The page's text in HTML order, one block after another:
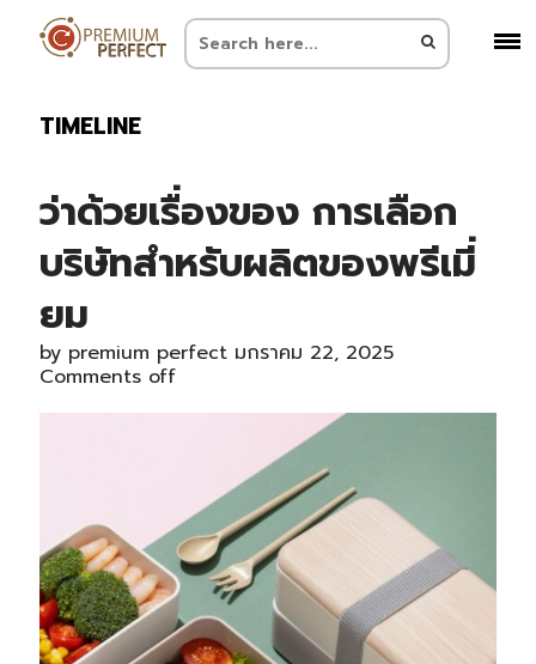
TIMELINE
ว่าด้วยเรื่องของ การเลือก
บริษัทสำหรับผลิตของพรีเมี่
ยม
by premium perfect มกราคม 22, 2025
Comments off